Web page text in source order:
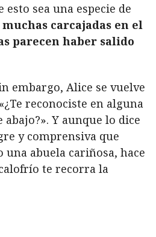
esto sea una especie de
carcajadas en el
parecen haber salido
embargo, Alice se vuelve
reconociste en alguna
abajo?». Y aunque lo dice
y comprensiva que
abuela cariñosa, hace
te recorra la